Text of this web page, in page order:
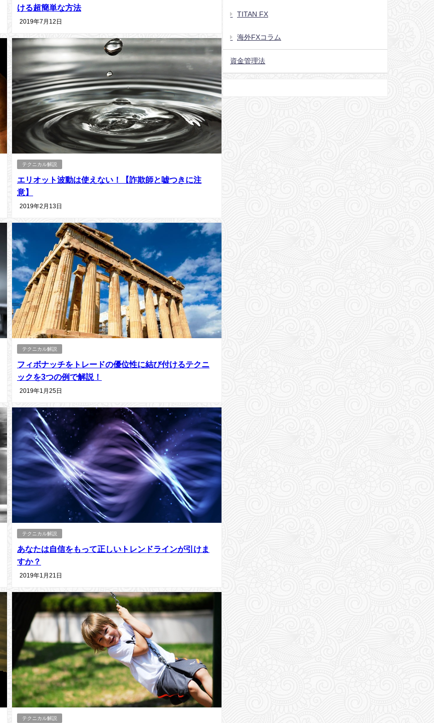
ける超簡単な方法
2019年7月12日
テクニカル解説
エリオット波動は使えない！【詐欺師と嘘つきに注
意】
2019年2月13日
テクニカル解説
フィボナッチをトレードの優位性に結び付けるテクニ
ックを3つの例で解説！
2019年1月25日
テクニカル解説
あなたは自信をもって正しいトレンドラインが引けま
すか？
2019年1月21日
テクニカル解説
TITAN FX
海外FXコラム
資金管理法